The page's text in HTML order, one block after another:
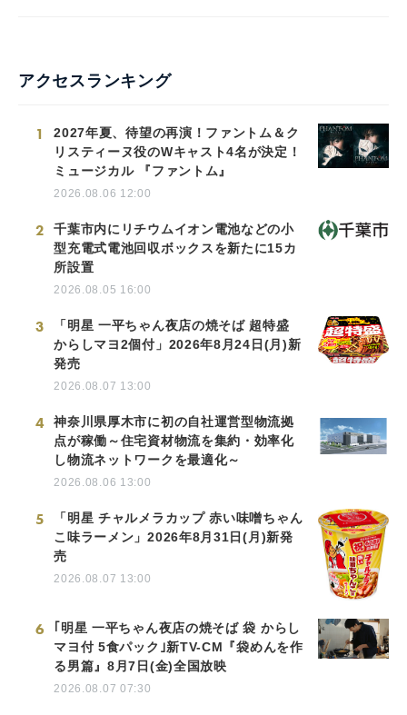
アクセスランキング
1
2027年夏、待望の再演！ファントム＆ク
リスティーヌ役のWキャスト4名が決定！
ミュージカル 『ファントム』
2026.08.06 12:00
2
千葉市内にリチウムイオン電池などの小
型充電式電池回収ボックスを新たに15カ
所設置
2026.08.05 16:00
3
「明星 一平ちゃん夜店の焼そば 超特盛
からしマヨ2個付」2026年8月24日(月)新
発売
2026.08.07 13:00
4
神奈川県厚木市に初の自社運営型物流拠
点が稼働～住宅資材物流を集約・効率化
し物流ネットワークを最適化～
2026.08.06 13:00
5
「明星 チャルメラカップ 赤い味噌ちゃん
こ味ラーメン」2026年8月31日(月)新発
売
2026.08.07 13:00
6
｢明星 一平ちゃん夜店の焼そば 袋 からし
マヨ付 5食パック｣新TV-CM『袋めんを作
る男篇』8月7日(金)全国放映
2026.08.07 07:30